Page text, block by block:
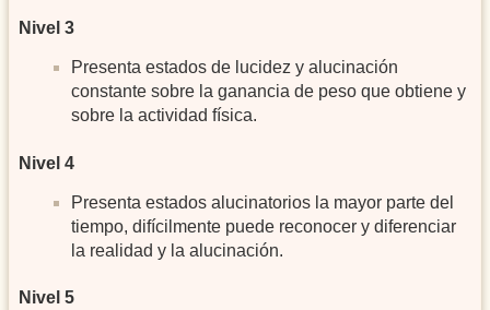
Nivel 3
Presenta estados de lucidez y alucinación
constante sobre la ganancia de peso que obtiene y
sobre la actividad física.
Nivel 4
Presenta estados alucinatorios la mayor parte del
tiempo, difícilmente puede reconocer y diferenciar
la realidad y la alucinación.
Nivel 5